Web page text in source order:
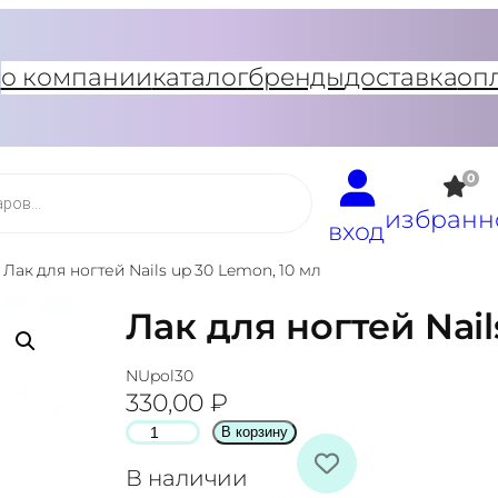
о компаниикаталогбрендыдоставка
вход
0
Лак для ногтей Nails up 30 Lemon, 10 мл
Лак для ногтей
NUpol30
330,00 ₽
В наличии
К
о
В корзину